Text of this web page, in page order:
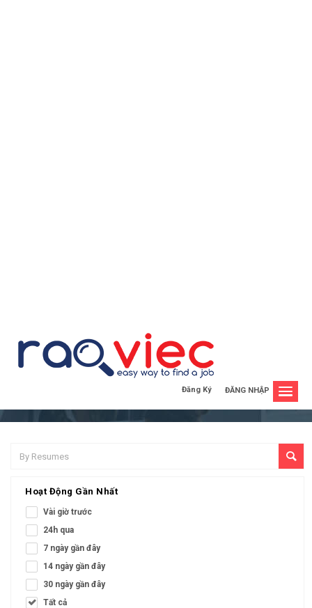
Đăng Ký ĐĂNG NHẬP
Danh Sách Ứng Viên
Danh sách ứng viên tiềm năng mới được cập nhật
Hoạt Động Gần Nhất
Vài giờ trước
24h qua
7 ngày gần đây
14 ngày gần đây
30 ngày gần đây
Tất cả